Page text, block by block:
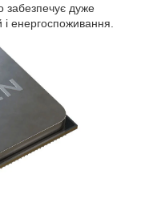
дуже
енергоспоживання.